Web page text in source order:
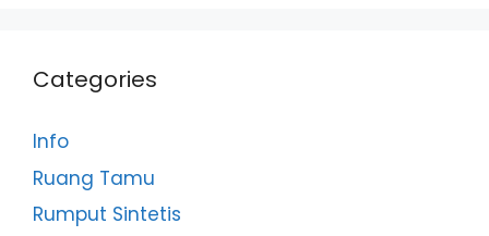
Categories
Info
Ruang Tamu
Rumput Sintetis